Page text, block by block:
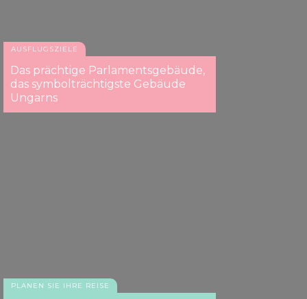
AUSFLUGSZIELE
Das prächtige Parlamentsgebäude,
das symbolträchtigste Gebäude
Ungarns
PLANEN SIE IHRE REISE